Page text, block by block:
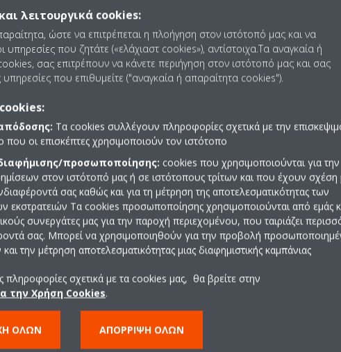
ΑΚΑΔΗΜΙΑ DΑΙΚΙΝ
λειτουργικά cookies:
ώστε να επιτρέπεται η πλοήγηση στον ιστότοπό μας και να
υπηρεσίες που ζητάτε («ελάχιαστ cookies»), αντίστοιχα.Τα αναγκαία ή
σας επιτρέπουν να κάνετε περιήγηση στον ιστότοπό μας και σας
υπηρεσίες που επιθυμείτε ("αναγκαία ή απαραίτητα cookies").
Τα cookies συλλέγουν πληροφορίες σχετικά με την
που οι επισκέπτες χρησιμοποιούν τον ιστότοπο
προσωποποίησης: cookies που χρησιμοποιούνται για την
στον ιστότοπό μας ή σε ιστότοπους τρίτων και που έχουν σχέση
σας καθώς και για τη μέτρηση της αποτελεσματικότητας των
εκστρατειών Τα cookies προσωποποίησης χρησιμοποιούνται από εμάς
συνεργάτες μας για την παροχή περιεχομένου, που ταιριάζει
σας. Μπορεί να χρησιμοποιηθούν για την προβολή
την μέτρηση αποτελεσματικότητας μιας διαφημιστικής καμπάνιας
πληροφορίες σχετικά με τα cookies μας, θα βρείτε στην
την Χρήση Cookies.
ΌΛΩΝ ΑΠΌΡΡΙΨΗ ΌΛΩΝ